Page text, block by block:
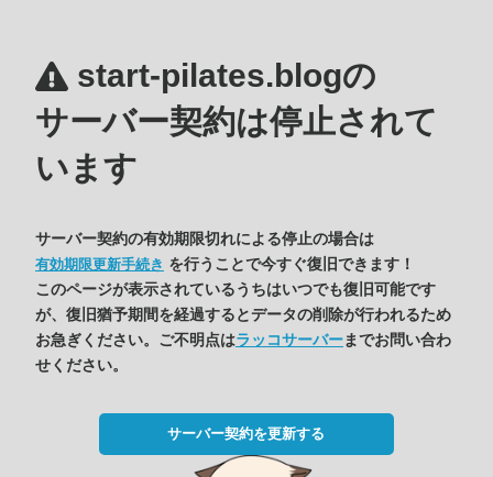
start-pilates.blogの
サーバー契約は停止されて
います
サーバー契約の有効期限切れによる停止の場合は
有効期限更新手続き を行うことで今すぐ復旧できます！
このページが表示されているうちはいつでも復旧可能です
が、復旧猶予期間を経過するとデータの削除が行われるため
お急ぎください。ご不明点はラッコサーバーまでお問い合わ
せください。
サーバー契約を更新する